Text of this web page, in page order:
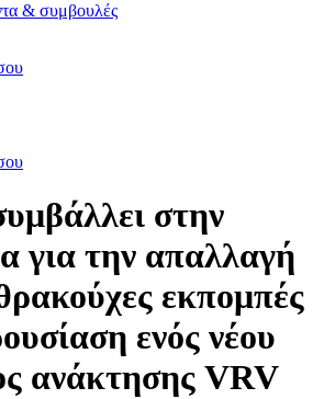
& συμβουλές
στην
για την απαλλαγή
εκπομπές
ενός νέου
ανάκτησης VRV